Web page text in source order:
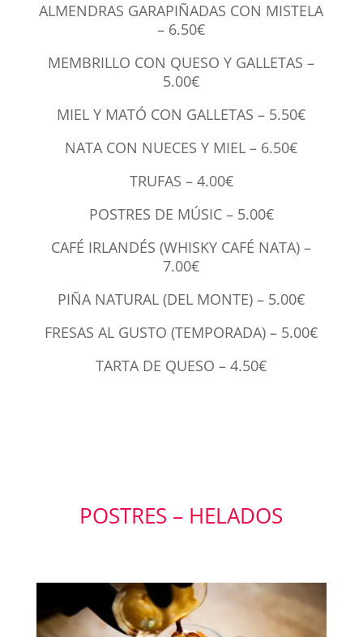
ALMENDRAS GARAPIÑADAS CON MISTELA
– 6.50€
MEMBRILLO CON QUESO Y GALLETAS –
5.00€
MIEL Y MATÓ CON GALLETAS – 5.50€
NATA CON NUECES Y MIEL – 6.50€
TRUFAS – 4.00€
POSTRES DE MÚSIC – 5.00€
CAFÉ IRLANDÉS (WHISKY CAFÉ NATA) –
7.00€
PIÑA NATURAL (DEL MONTE) – 5.00€
FRESAS AL GUSTO (TEMPORADA) – 5.00€
TARTA DE QUESO – 4.50€
POSTRES – HELADOS